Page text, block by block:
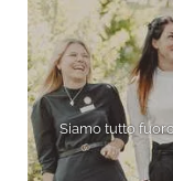
Siamo tutto